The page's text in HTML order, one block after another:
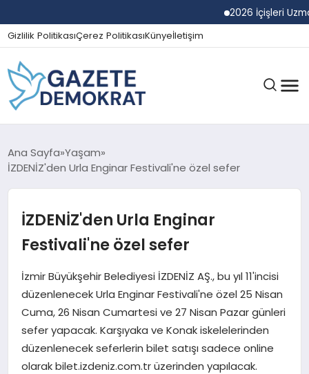
2026 İçişleri Uzman
Gizlilik PolitikasıÇerez PolitikasıKünyeİletişim
GÜNDEM
SPOR
SAĞLIK
Ana Sayfa Yaşam
İZDENİZ'den Urla Enginar Festivali'ne özel sefer
İZDENİZ'den Urla Enginar
Festivali'ne özel sefer
İzmir Büyükşehir Belediyesi İZDENİZ AŞ., bu yıl 11'incisi
düzenlenecek Urla Enginar Festivali'ne özel 25 Nisan
Cuma, 26 Nisan Cumartesi ve 27 Nisan Pazar günleri
sefer yapacak. Karşıyaka ve Konak iskelelerinden
düzenlenecek seferlerin bilet satışı sadece online
olarak bilet.izdeniz.com.tr üzerinden yapılacak.